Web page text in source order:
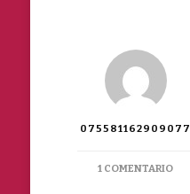
075581162909077
1 COMENTARIOEN